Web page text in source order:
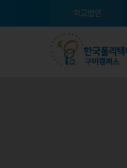
학교법인